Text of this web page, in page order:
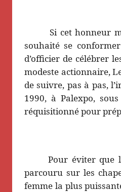
Si cet honneur
souhaité se
d’officier de célébrer
modeste actionnaire,
de suivre, pas à pas,
1990, à Palexpo,
réquisitionné pour
Pour éviter que
parcouru sur les
femme la plus